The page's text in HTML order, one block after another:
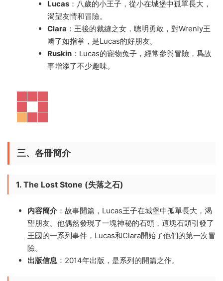
Lucas ：八歲的小王子，從小在城堡中孤單長大，
渴望友情和冒險。
Clara ：王後的裁縫之女，聰明勇敢，對Wrenly王
國了如指掌，是Lucas的好朋友。
Ruskin ：Lucas的寵物兔子，經常參與冒險，爲故
事增添了不少趣味。
三、各冊簡介
1. The Lost Stone (失落之石)
内容簡介 ：故事開篇，Lucas王子在城堡中孤單長大，渴
望朋友。他偶然發現了一塊神秘的石頭，這塊石頭引發了
王國的一系列事件，Lucas和Clara開始了他們的第一次冒
險。
出版信息 ：2014年出版，是系列的開篇之作。